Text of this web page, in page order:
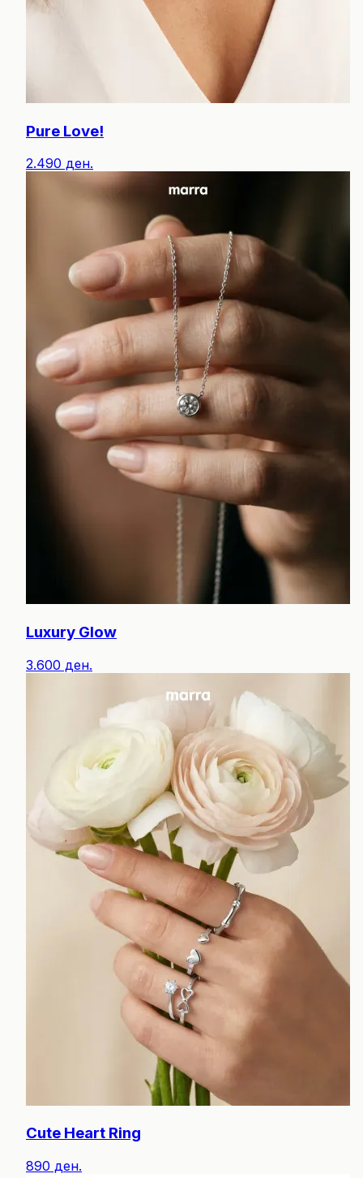
Pure Love!
2.490 ден.
Luxury Glow
3.600 ден.
Cute Heart Ring
890 ден.